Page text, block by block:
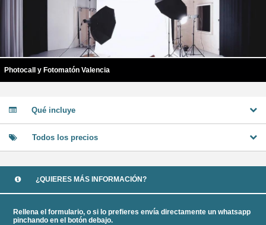
Photocall y Fotomatón Valencia
Qué incluye
Todos los precios
¿QUIERES MÁS INFORMACIÓN?
Rellena el formulario, o si lo prefieres envía directamente un whatsapp
pinchando en el botón debajo.